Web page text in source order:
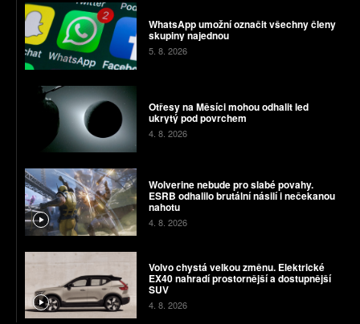
WhatsApp umožní označit všechny členy
skupiny najednou
5. 8. 2026
Otřesy na Měsíci mohou odhalit led
ukrytý pod povrchem
4. 8. 2026
Wolverine nebude pro slabé povahy.
ESRB odhalilo brutální násilí i nečekanou
nahotu
4. 8. 2026
Volvo chystá velkou změnu. Elektrické
EX40 nahradí prostornější a dostupnější
SUV
4. 8. 2026